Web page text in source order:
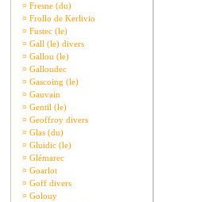
¤ Fresne (du)
¤ Frollo de Kerlivio
¤ Fustec (le)
¤ Gall (le) divers
¤ Gallou (le)
¤ Galloudec
¤ Gascoing (le)
¤ Gauvain
¤ Gentil (le)
¤ Geoffroy divers
¤ Glas (du)
¤ Gluidic (le)
¤ Glémarec
¤ Goarlot
¤ Goff divers
¤ Golouy